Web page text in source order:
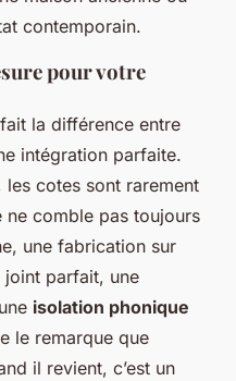
contemporain.
pour votre
la différence entre
intégration parfaite.
les cotes sont rarement
ne comble pas toujours
une fabrication sur
joint parfait, une
isolation phonique
le remarque que
il revient, c’est un